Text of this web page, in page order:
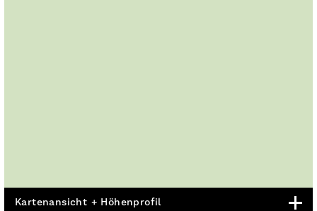
Kartenansicht + Höhenprofil